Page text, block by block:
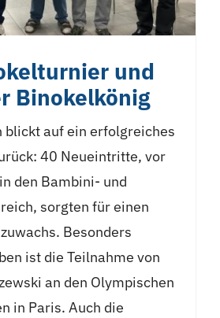
und
Binokelkönig
blickt auf ein erfolgreiches
40 Neueintritte, vor
den Bambini- und
sorgten für einen
Besonders
ist die Teilnahme von
an den Olympischen
in Paris. Auch die